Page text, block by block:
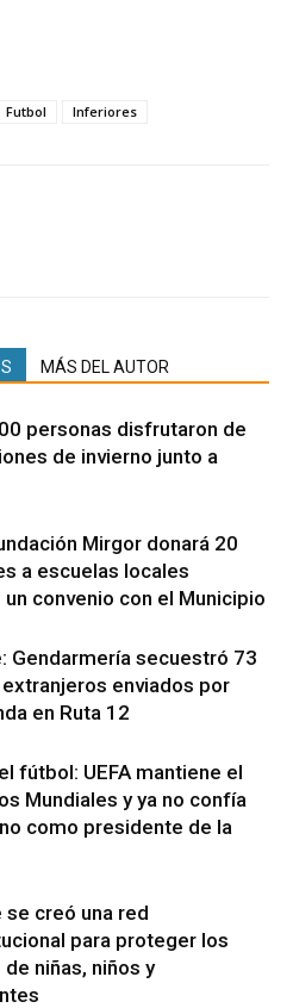
Futbol Inferiores
MÁS DEL AUTOR
personas disfrutaron de
de invierno junto a
Mirgor donará 20
a escuelas locales
convenio con el Municipio
Gendarmería secuestró 73
enviados por
en Ruta 12
fútbol: UEFA mantiene el
Mundiales y ya no confía
como presidente de la
se creó una red
para proteger los
niñas, niños y